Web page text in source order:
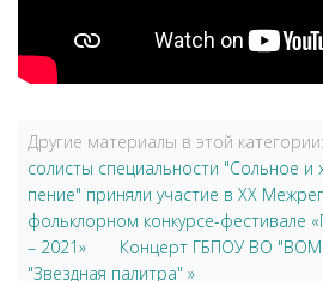
Другие материалы в этой категории:
солисты специальности "Сольное
пение" приняли участие в XХ
фольклорном конкурсе-фестивале
– 2021»
Концерт ГБПОУ ВО
"Звездная палитра" »